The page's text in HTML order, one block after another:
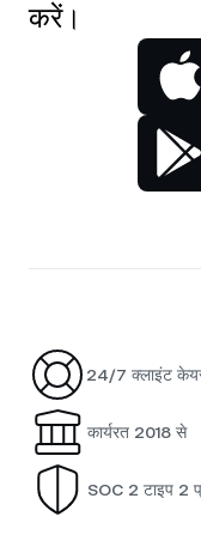
करें।
24/7 क्लाइंट
कार्यरत 2018 से
SOC 2 टाइप 2